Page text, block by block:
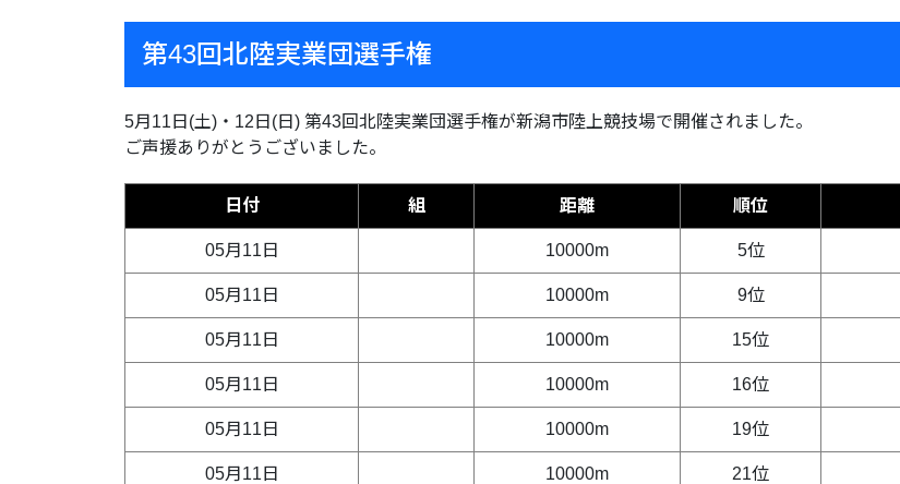
第43回北陸実業団選手権
5月11日(土)・12日(日) 第43回北陸実業団選手権が新潟市陸上競技場で開催されました。
ご声援ありがとうございました。
日付 組 距離 順位
05月11日 10000m 5位
05月11日 10000m 9位
05月11日 10000m 15位
05月11日 10000m 16位
05月11日 10000m 19位
05月11日 10000m 21位